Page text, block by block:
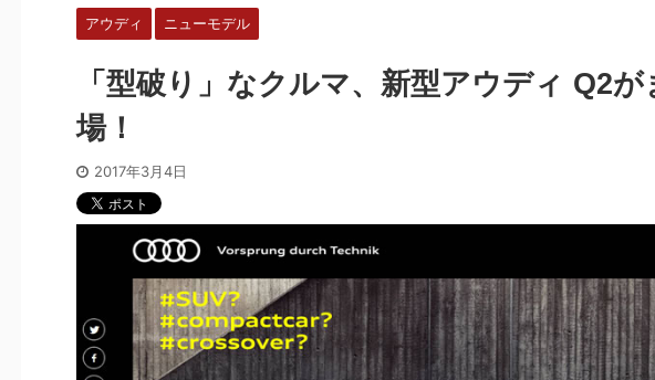
アウディ ニューモデル
「型破り」なクルマ、新型アウディ Q2
場！
2017年3月4日